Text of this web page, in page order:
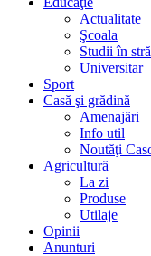
Actualitate
Şcoala
Studii în
Universitar
Sport
Casă şi grădină
Amenajări
Info util
Noutăţi
Agricultură
La zi
Produse
Utilaje
Opinii
Anunturi